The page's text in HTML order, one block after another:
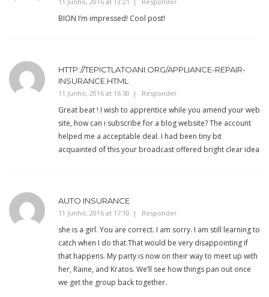
BION I’m impressed! Cool post!
HTTP://TEPICTLATOANI.ORG/APPLIANCE-REPAIR-
INSURANCE.HTML
11 Junho, 2016 at 16:50 Responder
Great beat ! I wish to apprentice while you amend your web
site, how can i subscribe for a blog website? The account
helped me a acceptable deal. I had been tiny bit
acquainted of this your broadcast offered bright clear idea
AUTO INSURANCE
11 Junho, 2016 at 17:10 Responder
she is a girl. You are correct. I am sorry. I am still learning to
catch when I do that.That would be very disappointing if
that happens. My party is now on their way to meet up with
her, Raine, and Kratos. We’ll see how things pan out once
we get the group back together.